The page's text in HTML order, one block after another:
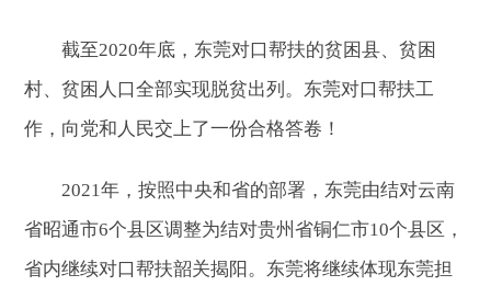
截至2020年底，东莞对口帮扶的贫困县、贫困
村、贫困人口全部实现脱贫出列。东莞对口帮扶工
作，向党和人民交上了一份合格答卷！
2021年，按照中央和省的部署，东莞由结对云南
省昭通市6个县区调整为结对贵州省铜仁市10个县区，
省内继续对口帮扶韶关揭阳。东莞将继续体现东莞担